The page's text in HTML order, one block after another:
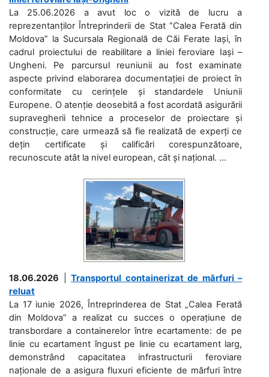
La 25.06.2026 a avut loc o vizită de lucru a
reprezentanților Întreprinderii de Stat ”Calea Ferată din
Moldova” la Sucursala Regională de Căi Ferate Iași, în
cadrul proiectului de reabilitare a liniei feroviare Iași –
Ungheni. Pe parcursul reuniunii au fost examinate
aspecte privind elaborarea documentației de proiect în
conformitate cu cerințele și standardele Uniunii
Europene. O atenție deosebită a fost acordată asigurării
supravegherii tehnice a proceselor de proiectare și
construcție, care urmează să fie realizată de experți ce
dețin certificate și calificări corespunzătoare,
recunoscute atât la nivel european, cât și național. ...
18.06.2026
Transportul containerizat de mărfuri –
reluat
La 17 iunie 2026, Întreprinderea de Stat „Calea Ferată
din Moldova” a realizat cu succes o operațiune de
transbordare a containerelor între ecartamente: de pe
linie cu ecartament îngust pe linie cu ecartament larg,
demonstrând capacitatea infrastructurii feroviare
naționale de a asigura fluxuri eficiente de mărfuri între